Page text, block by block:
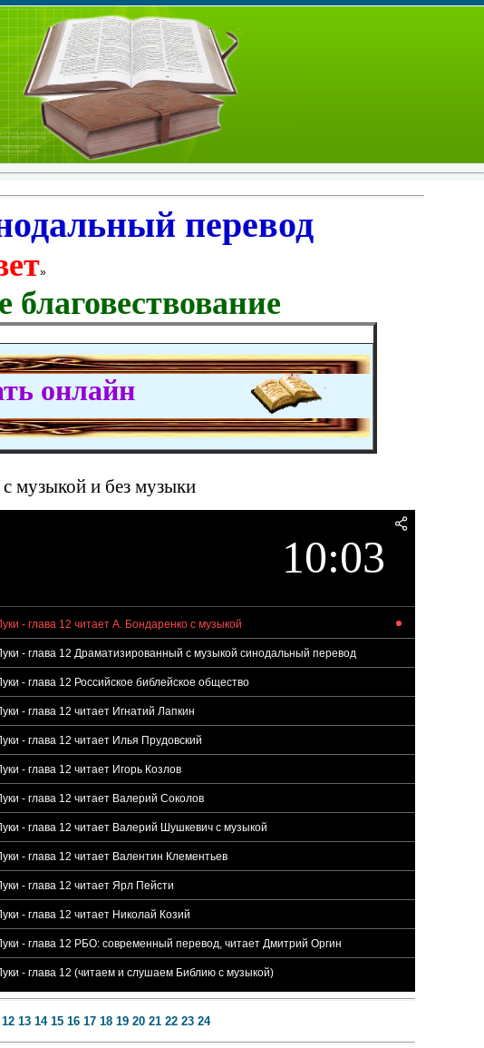
перевод
»
онлайн
музыкой и без музыки
10:03
- глава 12 читает А. Бондаренко с музыкой
- глава 12 Драматизированный с музыкой синодальный перевод
- глава 12 Росcийское библейское общество
- глава 12 читает Игнатий Лапкин
- глава 12 читает Илья Прудовский
- глава 12 читает Игорь Козлов
- глава 12 читает Валерий Соколов
- глава 12 читает Валерий Шушкевич с музыкой
- глава 12 читает Валентин Клементьев
- глава 12 читает Ярл Пейсти
- глава 12 читает Николай Козий
- глава 12 РБО: современный перевод, читает Дмитрий Оргин
- глава 12 (читаем и слушаем Библию с музыкой)
12 13 14 15 16 17 18 19 20 21 22 23 24